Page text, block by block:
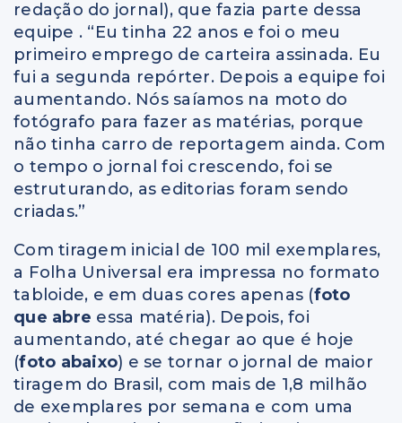
redação do jornal), que fazia parte dessa
equipe . “Eu tinha 22 anos e foi o meu
primeiro emprego de carteira assinada. Eu
fui a segunda repórter. Depois a equipe foi
aumentando. Nós saíamos na moto do
fotógrafo para fazer as matérias, porque
não tinha carro de reportagem ainda. Com
o tempo o jornal foi crescendo, foi se
estruturando, as editorias foram sendo
criadas.”
Com tiragem inicial de 100 mil exemplares,
a Folha Universal era impressa no formato
tabloide, e em duas cores apenas (foto
que abre essa matéria). Depois, foi
aumentando, até chegar ao que é hoje
(foto abaixo) e se tornar o jornal de maior
tiragem do Brasil, com mais de 1,8 milhão
de exemplares por semana e com uma